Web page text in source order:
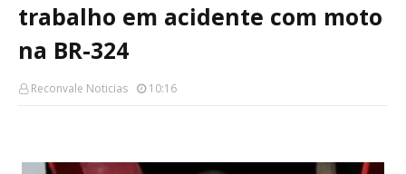
trabalho em acidente com moto
na BR-324
Reconvale Noticias 10:16